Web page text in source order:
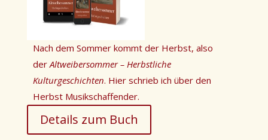
Nach dem Sommer kommt der Herbst, also
der Altweibersommer – Herbstliche
Kulturgeschichten. Hier schrieb ich über den
Herbst Musikschaffender.
Details zum Buch